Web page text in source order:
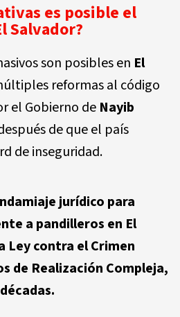
es posible el
Salvador?
son posibles en El
reformas al código
el Gobierno de Nayib
de que el país
de inseguridad.
jurídico para
a pandilleros en El
Ley contra el Crimen
de Realización Compleja,